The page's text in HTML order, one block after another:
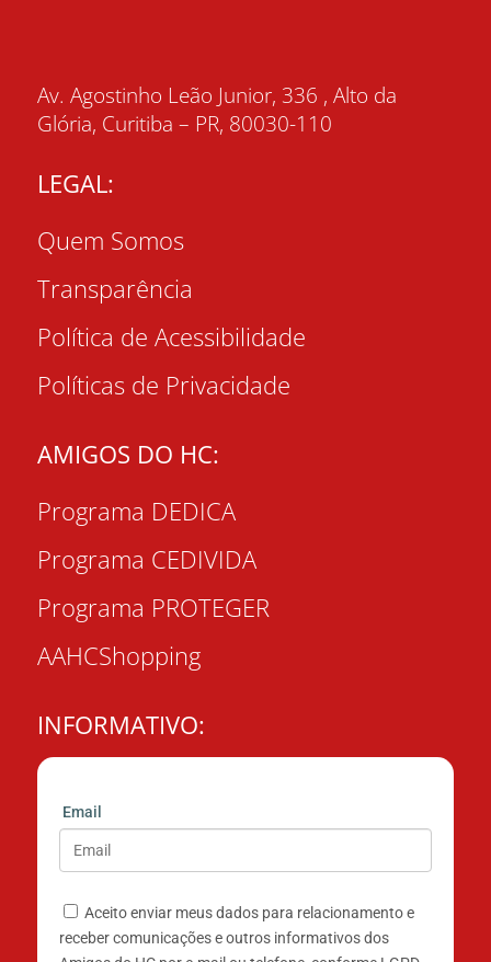
Av. Agostinho Leão Junior, 336 , Alto da
Glória, Curitiba – PR, 80030-110
LEGAL:
Quem Somos
Transparência
Política de Acessibilidade
Políticas de Privacidade
AMIGOS DO HC:
Programa DEDICA
Programa CEDIVIDA
Programa PROTEGER
AAHCShopping
INFORMATIVO:
Email
Aceito enviar meus dados para relacionamento e
receber comunicações e outros informativos dos